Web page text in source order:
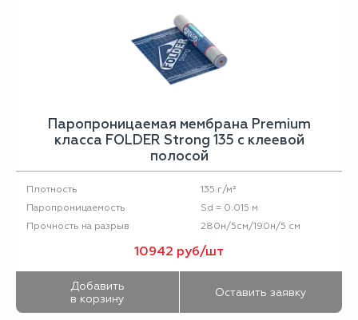
Паропроницаемая мембрана Premium
класса FOLDER Strong 135 с клеевой
полосой
Плотность
135 г/м²
Паропроницаемость
Sd = 0.015 м
Прочность на разрыв
280н/5см/190н/5 см
10942 руб/шт
Добавить
в корзину
Оставить заявку